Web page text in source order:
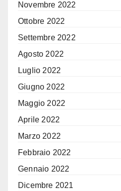
Novembre 2022
Ottobre 2022
Settembre 2022
Agosto 2022
Luglio 2022
Giugno 2022
Maggio 2022
Aprile 2022
Marzo 2022
Febbraio 2022
Gennaio 2022
Dicembre 2021